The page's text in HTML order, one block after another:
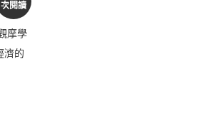
次閱讀
摩學
濟的